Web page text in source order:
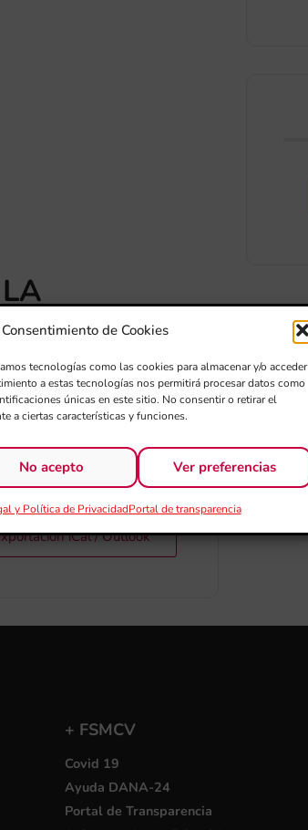
de Cookies
tecnologías como las cookies para almacenar y/o acceder
a estas tecnologías nos permitirá procesar datos como
únicas en este sitio. No consentir o retirar el
a ciertas características y funciones.
No acepto Ver preferencias
y Política de PrivacidadPortal de transparencia
iCal / Outlook
+ FSMCV
Covid 19
Ayuda DANA-24
Portal de Transparencia